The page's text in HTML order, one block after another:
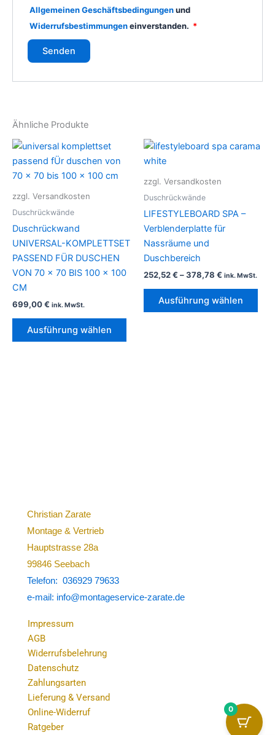
Allgemeinen Geschäftsbedingungenund
Widerrufsbestimmungeneinverstanden. *
Ähnliche Produkte
zzgl. Versandkosten
Duschrückwände
Duschrückwand
UNIVERSAL-KOMPLETTSET
PASSEND FÜR DUSCHEN
VON 70 × 70 BIS 100 × 100
CM
699,00€ ink. MwSt.
Ausführung wählen
Dieses
Produkt
mehrere
Optionen
können
Produktseite
zzgl. Versandkosten
Duschrückwände
LIFESTYLEBOARD SPA –
Verblenderplatte für
Nassräume und
Duschbereich
252,52€ –378,78 € ink. MwSt.
Ausführung wählen
Christian Zarate
Montage & Vertrieb
Hauptstrasse 28a
99846 Seebach
Telefon: 036929 79633
e-mail: info@montageservice-zarate.de
Impressum
AGB
Widerrufsbelehrung
Datenschutz
Zahlungsarten
Lieferung & Versand
Online-Widerruf
Ratgeber
0